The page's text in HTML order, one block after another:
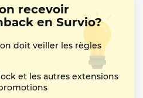
recevoir
en Survio?
doit veiller les règles
et les autres extensions